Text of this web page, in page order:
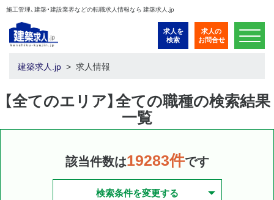
施工管理、建築・建設業界などの転職求人情報なら 建築求人.jp
求人を
検索
求人の
お問合せ
建築求人.jp 求人情報
【全てのエリア】全ての職種の検索結果
一覧
該当件数は19283件です
検索条件を変更する